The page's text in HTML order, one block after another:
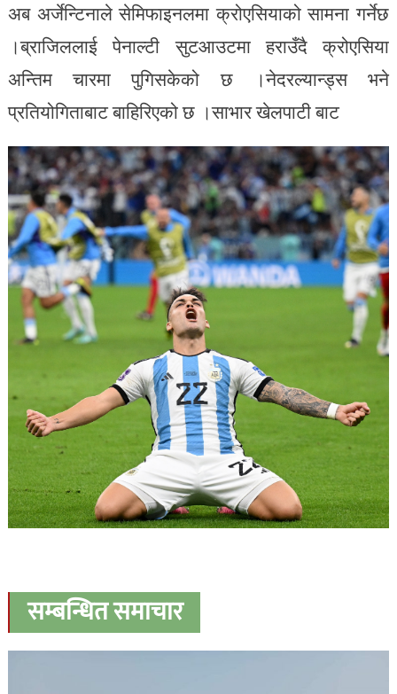
अब अर्जेन्टिनाले सेमिफाइनलमा क्रोएसियाको सामना गर्नेछ
।ब्राजिललाई पेनाल्टी सुटआउटमा हराउँदै क्रोएसिया
अन्तिम चारमा पुगिसकेको छ ।नेदरल्यान्ड्स भने
प्रतियोगिताबाट बाहिरिएको छ ।साभार खेलपाटी बाट
सम्बन्धित समाचार